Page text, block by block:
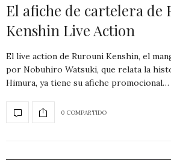
El afiche de cartelera de
Kenshin Live Action
El live action de Rurouni Kenshin, el
por Nobuhiro Watsuki, que relata la
Himura, ya tiene su afiche promocional…
0 COMPARTIDO